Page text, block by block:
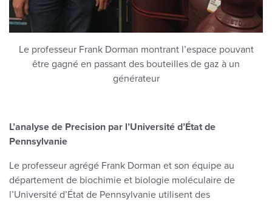
Le professeur Frank Dorman montrant l’espace pouvant
être gagné en passant des bouteilles de gaz à un
générateur
L’analyse de Precision par l’Université d’État de
Pennsylvanie
Le professeur agrégé Frank Dorman et son équipe au
département de biochimie et biologie moléculaire de
l’Université d’État de Pennsylvanie utilisent des